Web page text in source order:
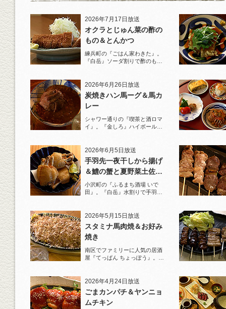
2026年7月17日放送
オクラとじゅん菜の酢の
もの＆とんかつ
練兵町の『ごはん家わきた』。
『白岳』ソーダ割りで酢のもの
2026年6月26日放送
炭焼きハン馬ーグ＆馬カ
レー
シャワー通りの『喫茶と酒ロマ
イ』。『金しろ』ハイボールで
2026年6月5日放送
手羽先一夜干しから揚げ
＆鱧の蟹と夏野菜土佐酢
ジュレがけ
小沢町の『ふるまち酒場 いで
田』。『白岳』水割りで手羽先
2026年5月15日放送
スタミナ馬肉焼＆お好み
焼き
南区でファミリーに人気の居酒
屋『てっぱん ちょっぽう』。王
2026年4月24日放送
ごまカンパチ＆ヤンニョ
ムチキン